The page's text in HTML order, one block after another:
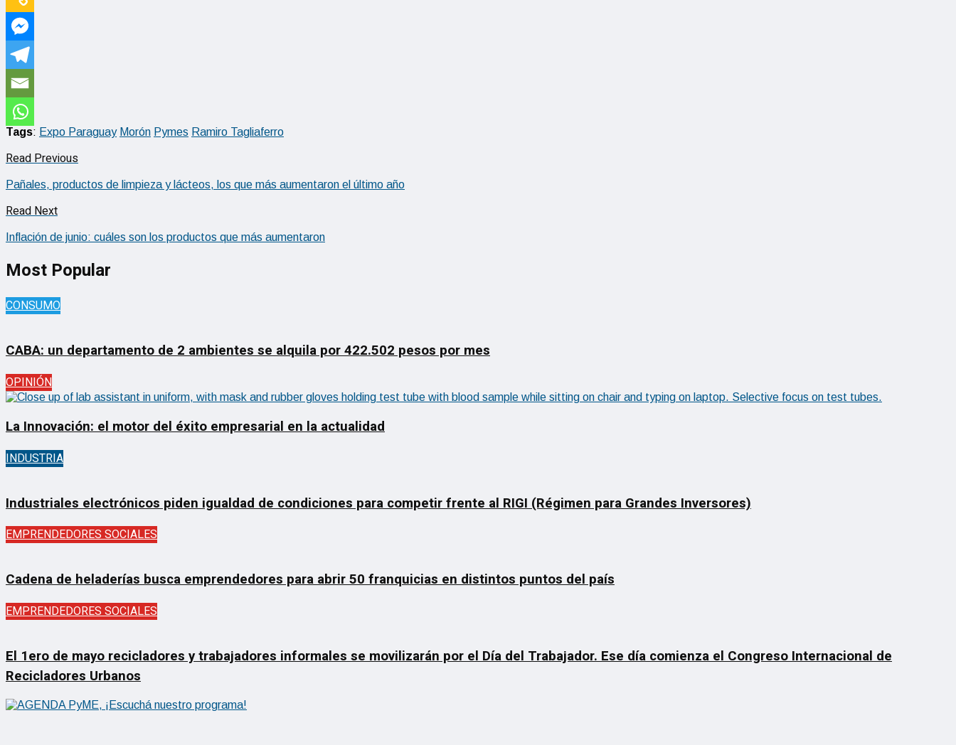
Tags: Expo Paraguay Morón Pymes Ramiro Tagliaferro
Read Previous
Pañales, productos de limpieza y lácteos, los que más aumentaron el último año
Read Next
Inflación de junio: cuáles son los productos que más aumentaron
Most Popular
CONSUMO
CABA: un departamento de 2 ambientes se alquila por 422.502 pesos por mes
OPINIÓN
La Innovación: el motor del éxito empresarial en la actualidad
INDUSTRIA
Industriales electrónicos piden igualdad de condiciones para competir frente al RIGI (Régimen para Grandes Inversores)
EMPRENDEDORES SOCIALES
Cadena de heladerías busca emprendedores para abrir 50 franquicias en distintos puntos del país
EMPRENDEDORES SOCIALES
El 1ero de mayo recicladores y trabajadores informales se movilizarán por el Día del Trabajador. Ese día comienza el Congreso Internacional de
Recicladores Urbanos